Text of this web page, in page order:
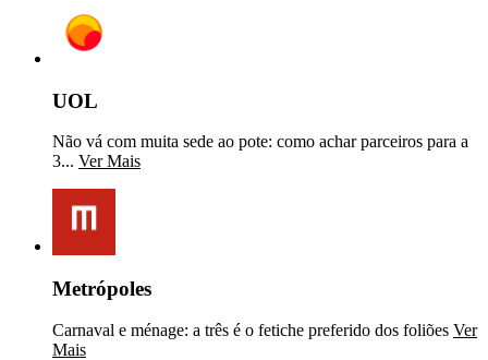
UOL
Não vá com muita sede ao pote: como achar parceiros para a
3... Ver Mais
Metrópoles
Carnaval e ménage: a três é o fetiche preferido dos foliões Ver
Mais